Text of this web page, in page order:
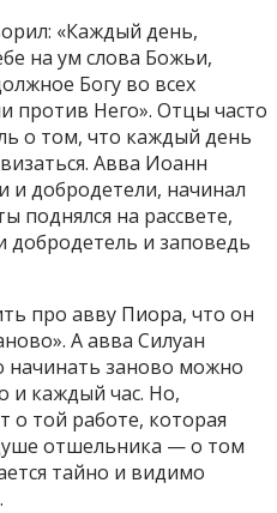
«Каждый день,
на ум слова Божьи,
Богу во всех
против Него». Отцы часто
о том, что каждый день
Авва Иоанн
и добродетели, начинал
поднялся на рассвете,
добродетель и заповедь
про авву Пиора, что он
А авва Силуан
начинать заново можно
и каждый час. Но,
о той работе, которая
отшельника — о том
тайно и видимо